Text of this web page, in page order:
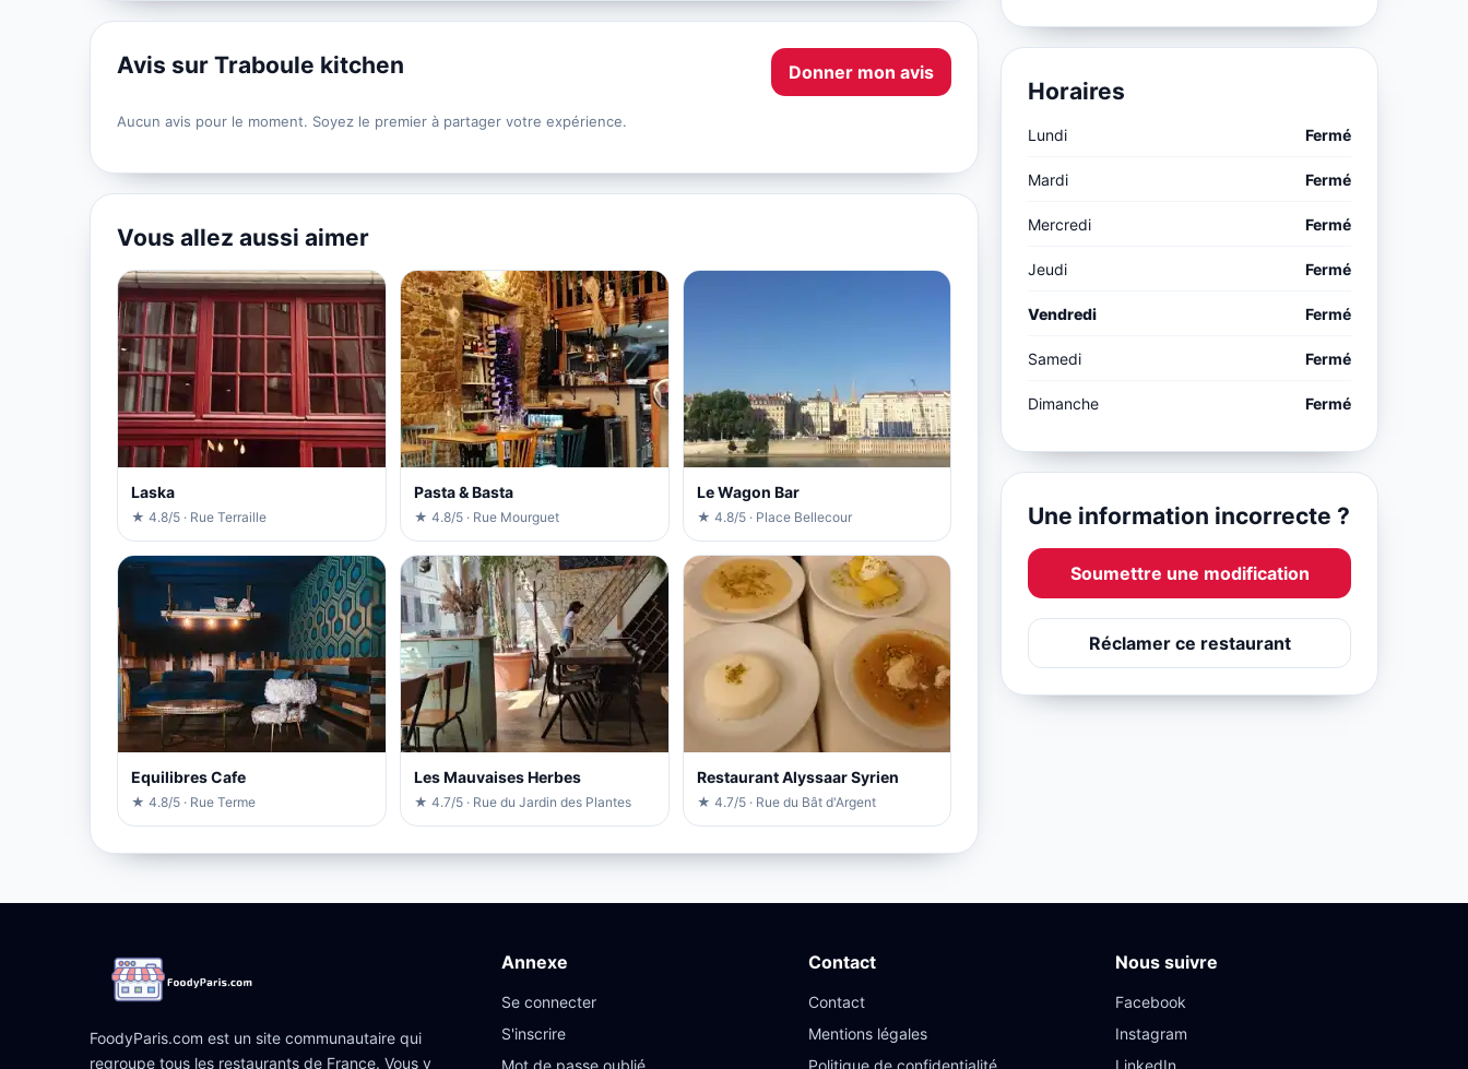
Avis sur Traboule kitchen Donner mon avis
Aucun avis pour le moment. Soyez le premier à partager votre expérience.
Vous allez aussi aimer
Laska
★ 4.8/5 · Rue Terraille
Pasta & Basta
★ 4.8/5 · Rue Mourguet
Le Wagon Bar
★ 4.8/5 · Place Bellecour
Equilibres Cafe
★ 4.8/5 · Rue Terme
Les Mauvaises Herbes
★ 4.7/5 · Rue du Jardin des Plantes
Restaurant Alyssaar Syrien
★ 4.7/5 · Rue du Bât d'Argent
Horaires
Lundi Fermé
Mardi Fermé
Mercredi Fermé
Jeudi Fermé
Vendredi Fermé
Samedi Fermé
Dimanche Fermé
Une information incorrecte ?
Soumettre une modification
Réclamer ce restaurant
FoodyParis.com est un site communautaire qui
regroupe tous les restaurants de France. Vous y
Annexe
Se connecter
S'inscrire
Mot de passe oublié
Contact
Contact
Mentions légales
Politique de confidentialité
Nous suivre
Facebook
Instagram
LinkedIn